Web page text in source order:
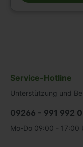
verschiedenen
Verschieben beim
präzise auf die
verschleißfester
ist 140x115mm!
Service-Hotline
Unterstützung und
09266 - 991 992 0
Mo-Do 09:00 - 17:00